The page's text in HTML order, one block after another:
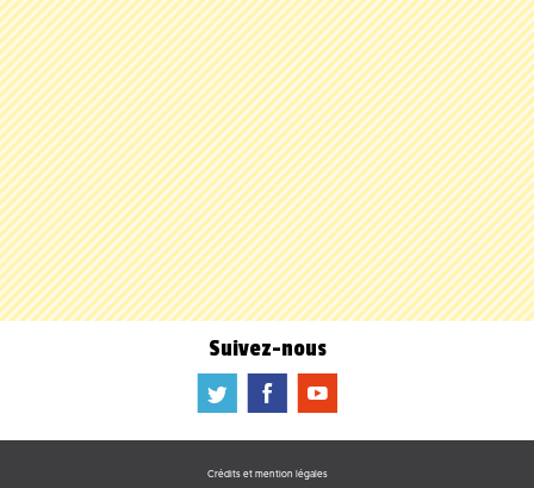
Suivez-nous
a b f
Crédits et mention légales